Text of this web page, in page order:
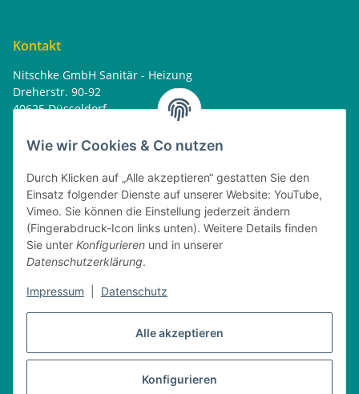
Alle akzeptieren
Konfigurieren
Wie wir Cookies & Co nutzen
Durch Klicken auf „Alle akzeptieren“ gestatten Sie den
Einsatz folgender Dienste auf unserer Website: YouTube,
Vimeo. Sie können die Einstellung jederzeit ändern
(Fingerabdruck-Icon links unten). Weitere Details finden
Sie unter Konfigurieren und in unserer
Datenschutzerklärung.
Impressum Datenschutz
Kontakt
Nitschke GmbH Sanitär - Heizung
Dreherstr. 90-92
40625 Düsseldorf
home@nitschkegmbh.de
Rechtliches
Öffnungszeiten
Dienstag
08:00 - 16:30 Uhr
Mittwoch
08:00 - 17:30 Uhr
08:00 - 16:30 Uhr